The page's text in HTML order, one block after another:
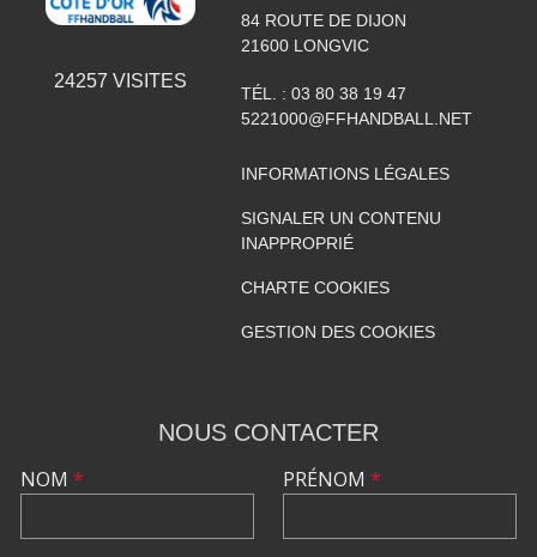
24257 VISITES
84 ROUTE DE DIJON
21600 LONGVIC
TÉL. : 03 80 38 19 47
5221000@FFHANDBALL.NET
INFORMATIONS LÉGALES
SIGNALER UN CONTENU
INAPPROPRIÉ
CHARTE COOKIES
GESTION DES COOKIES
NOUS CONTACTER
NOM * PRÉNOM *